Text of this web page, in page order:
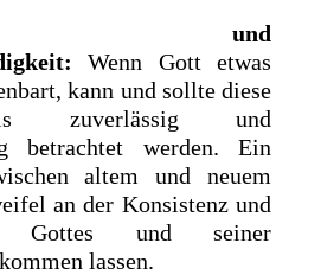
und
Wenn Gott etwas
kann und sollte diese
zuverlässig und
betrachtet werden. Ein
altem und neuem
an der Konsistenz und
Gottes und seiner
lassen.